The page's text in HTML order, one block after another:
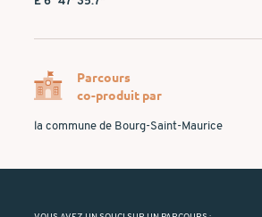
Parcours
co-produit par
la commune de Bourg-Saint-Maurice